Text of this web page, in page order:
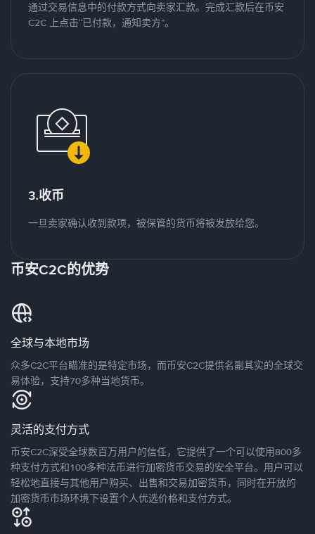
通过交易信息中的付款方式向卖家汇款。完成汇款后在币安
C2C 上点击“已付款，通知卖方”。
3.收币
一旦卖家确认收到款项，被保管的货币将被发放给您。
币安C2C的优势
全球与本地市场
众多C2C平台瞄准的是特定市场，而币安C2C提供名副其实的全球交
易体验，支持70多种当地货币。
灵活的支付方式
币安C2C深受全球数百万用户的信任，它提供了一个可以使用800多
种支付方式和100多种法币进行加密货币交易的安全平台。用户可以
轻松地直接与其他用户购买、出售和交易加密货币，同时在开放的
加密货币市场环境下设置个人优选价格和支付方式。